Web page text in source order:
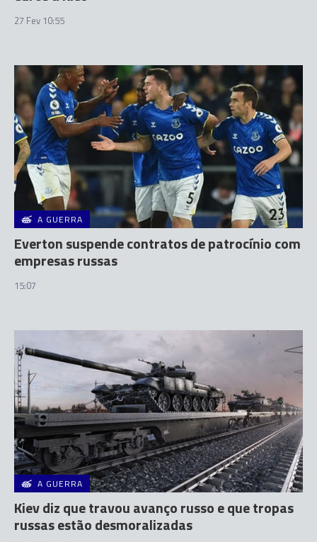
27 Fev 10:55
A GUERRA
Everton suspende contratos de patrocínio com
empresas russas
15:07
A GUERRA
Kiev diz que travou avanço russo e que tropas
russas estão desmoralizadas